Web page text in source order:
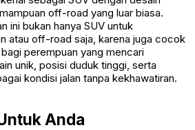
off-road yang luar biasa.
ini bukan hanya SUV untuk
atau off-road saja, karena juga cocok
perempuan yang mencari
unik, posisi duduk tinggi, serta
kondisi jalan tanpa kekhawatiran.
Anda